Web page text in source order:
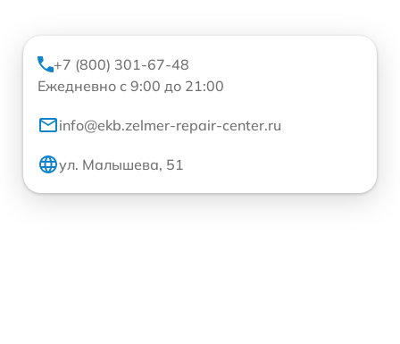
+7 (800) 301-67-48
Ежедневно с 9:00 до 21:00
info@ekb.zelmer-repair-center.ru
ул. Малышева, 51